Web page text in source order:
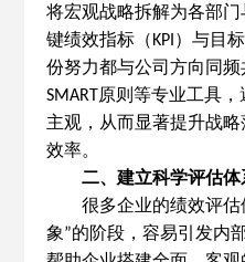
将宏观战略拆解为各部
键绩效指标（ KPI ）与目
份努力都与公司方向同
SMART原则等专业工具
主观，从而显著提升战
效率。
二、建立科学评估
很多企业的绩效评估
象”的阶段，容易引发内